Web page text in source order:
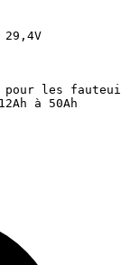
pour les
à 50Ah